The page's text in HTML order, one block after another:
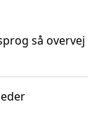
så overvej